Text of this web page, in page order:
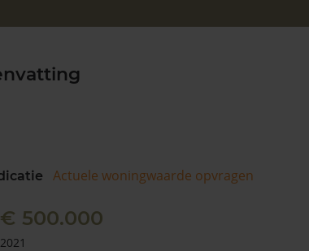
Actuele woningwaarde opvragen
500.000